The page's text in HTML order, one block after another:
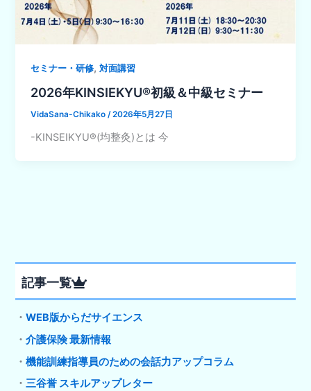
セミナー・研修,対面講習
2026年KINSIEKYU®初級＆中級セミナー
VidaSana-Chikako/2026年5月27日
-KINSEIKYU®(均整灸)とは 今
記事一覧
・WEB版からだサイエンス
・介護保険 最新情報
・機能訓練指導員のための会話力アップコラム
・三谷誉 スキルアップレター